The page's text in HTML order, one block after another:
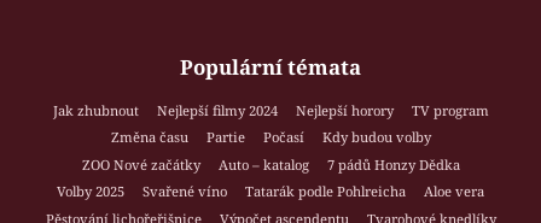
Populární témata
Jak zhubnout Nejlepší filmy 2024 Nejlepší horory
TV program
Změna času
Partie Počasí
Kdy budou volby
ZOO Nové začátky
Auto – katalog
7 pádů Honzy Dědka
Volby 2025
Svařené víno Tatarák podle Pohlreicha
Aloe vera
Pěstování lichořeřišnice
Výpočet ascendentu
Tvarohové knedlíky